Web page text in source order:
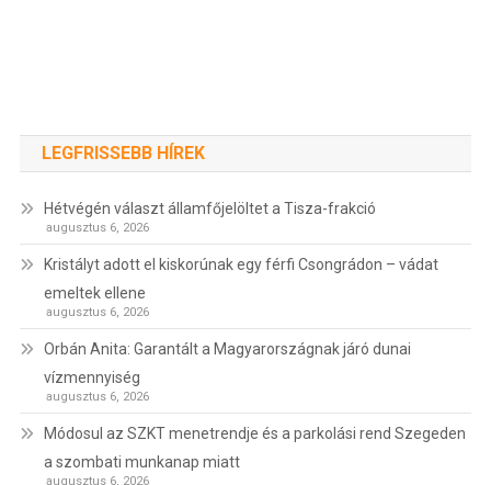
LEGFRISSEBB HÍREK
Hétvégén választ államfőjelöltet a Tisza-frakció
augusztus 6, 2026
Kristályt adott el kiskorúnak egy férfi Csongrádon – vádat
emeltek ellene
augusztus 6, 2026
Orbán Anita: Garantált a Magyarországnak járó dunai
vízmennyiség
augusztus 6, 2026
Módosul az SZKT menetrendje és a parkolási rend Szegeden
a szombati munkanap miatt
augusztus 6, 2026